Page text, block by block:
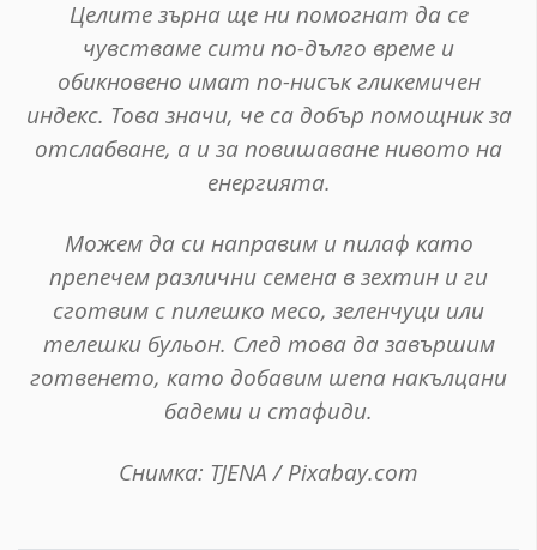
Целите зърна ще ни помогнат да се
чувстваме сити по-дълго време и
обикновено имат по-нисък гликемичен
индекс. Това значи, че са добър помощник за
отслабване, а и за повишаване нивото на
енергията.
Можем да си направим и пилаф като
препечем различни семена в зехтин и ги
сготвим с пилешко месо, зеленчуци или
телешки бульон. След това да завършим
готвенето, като добавим шепа накълцани
бадеми и стафиди.
Снимка: TJENA / Pixabay.com